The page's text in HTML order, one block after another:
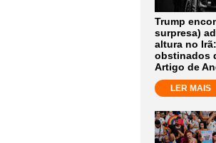
Trump
surpresa)
altura no
obstinados
Artigo de
LER MAIS